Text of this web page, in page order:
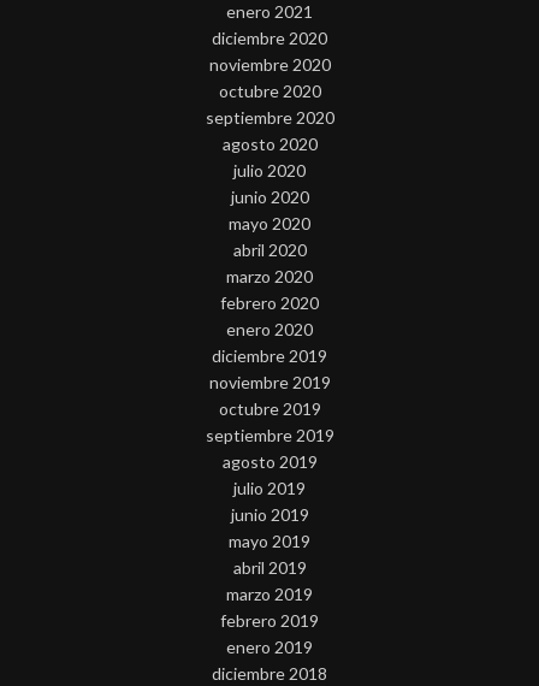
enero 2021
diciembre 2020
noviembre 2020
octubre 2020
septiembre 2020
agosto 2020
julio 2020
junio 2020
mayo 2020
abril 2020
marzo 2020
febrero 2020
enero 2020
diciembre 2019
noviembre 2019
octubre 2019
septiembre 2019
agosto 2019
julio 2019
junio 2019
mayo 2019
abril 2019
marzo 2019
febrero 2019
enero 2019
diciembre 2018